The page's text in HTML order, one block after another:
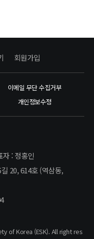
이메일 무단 수집거부
개인정보수정
회원가입
자 : 정홍인
20, 614호 (역삼동,
of Korea (ESK). All right res